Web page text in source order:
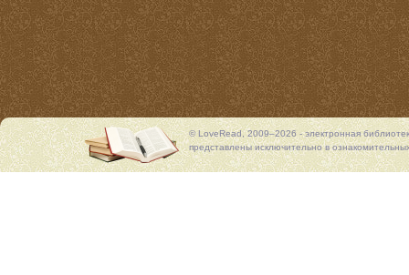
© LoveRead, 2009–2026 - электронная
представлены исключительно в